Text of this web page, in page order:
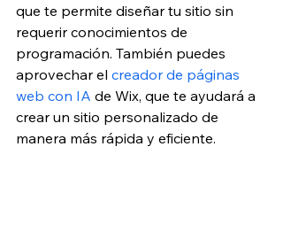
que te permite diseñar tu sitio sin
requerir conocimientos de
programación. También puedes
aprovechar el creador de páginas
web con IA de Wix, que te ayudará a
crear un sitio personalizado de
manera más rápida y eficiente.